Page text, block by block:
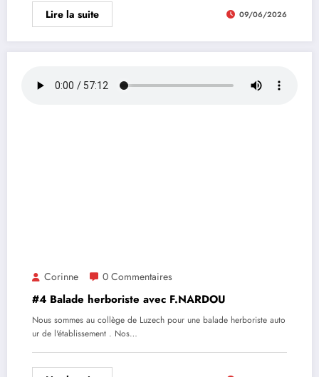
Lire la suite 09/06/2026
Corinne 0 Commentaires
#4 Balade herboriste avec F.NARDOU
Nous sommes au collège de Luzech pour une balade herboriste auto
ur de l'établissement . Nos…